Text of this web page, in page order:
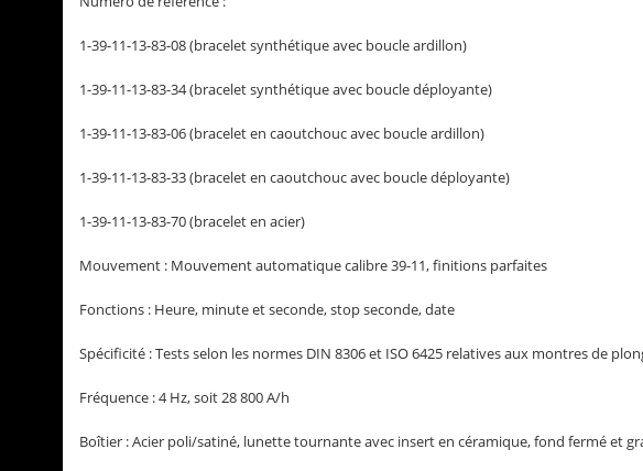
1-39-11-13-83-08 (bracelet synthétique avec boucle ardillon)
1-39-11-13-83-34 (bracelet synthétique avec boucle déployante)
1-39-11-13-83-06 (bracelet en caoutchouc avec boucle ardillon)
1-39-11-13-83-33 (bracelet en caoutchouc avec boucle déployante)
1-39-11-13-83-70 (bracelet en acier)
Mouvement : Mouvement automatique calibre 39-11, finitions parfaites
Fonctions : Heure, minute et seconde, stop seconde, date
Spécificité : Tests selon les normes DIN 8306 et ISO 6425 relatives aux montres de
Fréquence : 4 Hz, soit 28 800 A/h
Boîtier : Acier poli/satiné, lunette tournante avec insert en céramique, fond fermé et